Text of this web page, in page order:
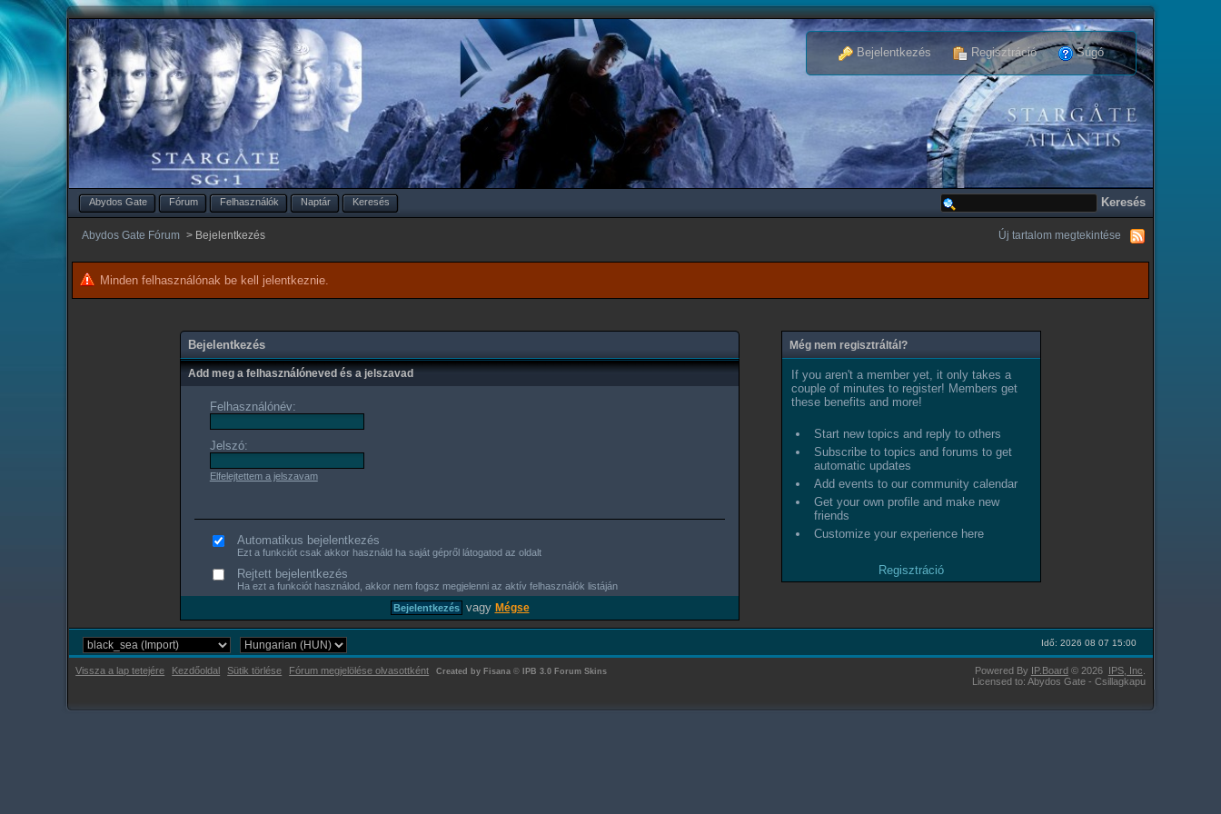
Bejelentkezés Regisztráció Súgó
Abydos Gate Fórum Felhasználók Naptár Keresés
Abydos Gate Fórum > Bejelentkezés Új tartalom megtekintése
Minden felhasználónak be kell jelentkeznie.
Bejelentkezés
Add meg a felhasználóneved és a jelszavad
Felhasználónév:
Jelszó:
Elfelejtettem a jelszavam
Automatikus bejelentkezés
Ezt a funkciót csak akkor használd ha saját gépről látogatod az oldalt
Rejtett bejelentkezés
Ha ezt a funkciót használod, akkor nem fogsz megjelenni az aktív felhasználók listáján
vagy Mégse
Még nem regisztráltál?
If you aren't a member yet, it only takes a
couple of minutes to register! Members get
these benefits and more!
Start new topics and reply to others
Subscribe to topics and forums to get
automatic updates
Add events to our community calendar
Get your own profile and make new
friends
Customize your experience here
Regisztráció
Idő: 2026 08 07 15:00
Vissza a lap tetejére Kezdőoldal Sütik törlése Fórum megjelölése olvasottként Powered By IP.Board © 2026 IPS, Inc.
Licensed to: Abydos Gate - Csillagkapu
Created by Fisana © IPB 3.0 Forum Skins